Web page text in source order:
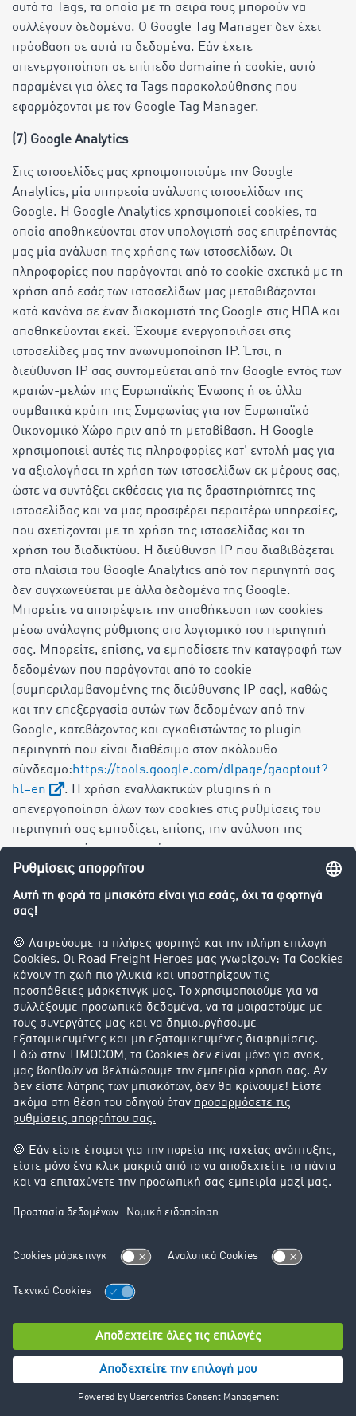
αυτά τα Tags, τα οποία με τη σειρά τους μπορούν να
συλλέγουν δεδομένα. Ο Google Tag Manager δεν έχει
πρόσβαση σε αυτά τα δεδομένα. Εάν έχετε
απενεργοποίηση σε επίπεδο domaine ή cookie, αυτό
παραμένει για όλες τα Tags παρακολούθησης που
εφαρμόζονται με τον Google Tag Manager.
(7) Google Analytics
Στις ιστοσελίδες μας χρησιμοποιούμε την Google
Analytics, μία υπηρεσία ανάλυσης ιστοσελίδων της
Google. Η Google Analytics χρησιμοποιεί cookies, τα
οποία αποθηκεύονται στον υπολογιστή σας επιτρέποντάς
μας μία ανάλυση της χρήσης των ιστοσελίδων. Οι
πληροφορίες που παράγονται από το cookie σχετικά με τη
χρήση από εσάς των ιστοσελίδων μας μεταβιβάζονται
κατά κανόνα σε έναν διακομιστή της Google στις ΗΠΑ και
αποθηκεύονται εκεί. Έχουμε ενεργοποιήσει στις
ιστοσελίδες μας την ανωνυμοποίηση IP. Έτσι, η
διεύθυνση IP σας συντομεύεται από την Google εντός των
κρατών-μελών της Ευρωπαϊκής Ένωσης ή σε άλλα
συμβατικά κράτη της Συμφωνίας για τον Ευρωπαϊκό
Οικονομικό Χώρο πριν από τη μεταβίβαση. Η Google
χρησιμοποιεί αυτές τις πληροφορίες κατ’ εντολή μας για
να αξιολογήσει τη χρήση των ιστοσελίδων εκ μέρους σας,
ώστε να συντάξει εκθέσεις για τις δραστηριότητες της
ιστοσελίδας και να μας προσφέρει περαιτέρω υπηρεσίες,
που σχετίζονται με τη χρήση της ιστοσελίδας και τη
χρήση του διαδικτύου. Η διεύθυνση IP που διαβιβάζεται
στα πλαίσια του Google Analytics από τον περιηγητή σας
δεν συγχωνεύεται με άλλα δεδομένα της Google.
Μπορείτε να αποτρέψετε την αποθήκευση των cookies
μέσω ανάλογης ρύθμισης στο λογισμικό του περιηγητή
σας. Μπορείτε, επίσης, να εμποδίσετε την καταγραφή των
δεδομένων που παράγονται από το cookie
(συμπεριλαμβανομένης της διεύθυνσης IP σας), καθώς
και την επεξεργασία αυτών των δεδομένων από την
Google, κατεβάζοντας και εγκαθιστώντας το plugin
περιηγητή που είναι διαθέσιμο στον ακόλουθο
σύνδεσμο:https://tools.google.com/dlpage/gaoptout?
hl=en
. Η χρήση εναλλακτικών plugins ή η
απενεργοποίηση όλων των cookies στις ρυθμίσεις του
περιηγητή σας εμποδίζει, επίσης, την ανάλυση της
συμπεριφοράς σας ως χρήστη.
δεδομένων σας από την Google με τον ακόλουθο
σύνδεσμο. Χρησιμοποιείται ένα Opt-Out-Cookie, το οποίο
εμποδίζει τη μελλοντική συλλογή των δεδομένων σας
κατά την επίσκεψη στις ιστοσελίδες μας:Απενεργοποίηση
Google Analytics
.
Προσοχή:Εάν διαγράψετε τα cookies σας, διαγράφεται
μαζί και το Opt-Out-Cookie και ενδεχομένως να πρέπει
να το ενεργοποιήσετε εκ νέου.
14.2. Zoominfo
Χρησιμοποιούμε το Zoominfo στον ιστότοπό μας για τη
εγγραφής. Η Zoominfo Inc. είναι ένας πάροχος
υπηρεσιών που μας βοηθά να συμπληρώνουμε αυτόματα
εισαγωγή δεδομένων για εσάς.
Όταν χρησιμοποιείτε το Zoominfo, συλλέγονται και
Διεύθυνση IP
Γεωγραφική θέση
Πληροφορίες για την εταιρεία (π.χ. όνομα,
διεύθυνση, κλάδος)
Το Zoominfo χρησιμοποιεί cookies για τη συλλογή αυτών